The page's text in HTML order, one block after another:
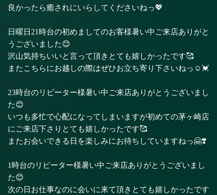
良かったら癒されにいらしてくださいねっ💖
日曜日21時台の初めましてのお客様暑い中ご来店ありがと
うございました😊
沢山気持ちいいと言って頂きとても嬉しかったです🥰
またこちらにお越しの際はぜひお立ち寄り下さいねっ☺️💓
23時台のリピーター様暑い中ご来店ありがとうございまし
た😊
いつも多忙で心配になってしまいますが初めての茅ヶ崎店
にご来店下さりとても嬉しかったです🥰
またお会いできる日を楽しみにお待ちしていますねっ🤗❣️
1時台のリピーター様暑い中ご来店ありがとうございまし
た😊
次の日お仕事なのに会いに来て頂きとても嬉しかったです